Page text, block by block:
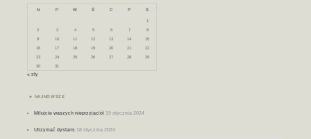
N P W Ś C P S
1
2
3 4 5 6 7
8
9
10 11 12 13 14
15
16
17 18 19 20 21
22
23
24 25 26 27 28
29
30
31
« sty
NAJNOWSZE
Miłujcie waszych nieprzyjaciół 19 stycznia 2024
Utrzymać dystans 18 stycznia 2024